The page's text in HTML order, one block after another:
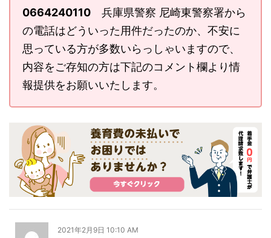
0664240110 兵庫県警察 尼崎東警察署から
の電話はどういった用件だったのか、不安に
思っている方が多数いらっしゃいますので、
内容をご存知の方は下記のコメント欄より情
報提供をお願いいたします。
2021年2月9日 10:10 AM